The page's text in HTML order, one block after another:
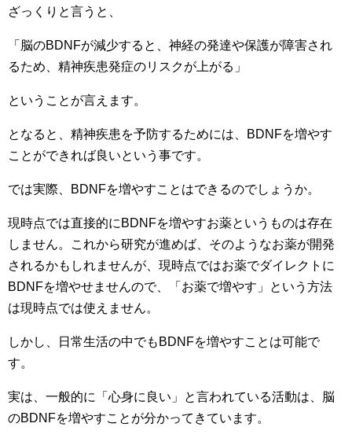
ざっくりと言うと、
「脳のBDNFが減少すると、神経の発達や保護が障害され
るため、精神疾患発症のリスクが上がる」
ということが言えます。
となると、精神疾患を予防するためには、BDNFを増やす
ことができれば良いという事です。
では実際、BDNFを増やすことはできるのでしょうか。
現時点では直接的にBDNFを増やすお薬というものは存在
しません。これから研究が進めば、そのようなお薬が開発
されるかもしれませんが、現時点ではお薬でダイレクトに
BDNFを増やせませんので、「お薬で増やす」という方法
は現時点では使えません。
しかし、日常生活の中でもBDNFを増やすことは可能で
す。
実は、一般的に「心身に良い」と言われている活動は、脳
のBDNFを増やすことが分かってきています。